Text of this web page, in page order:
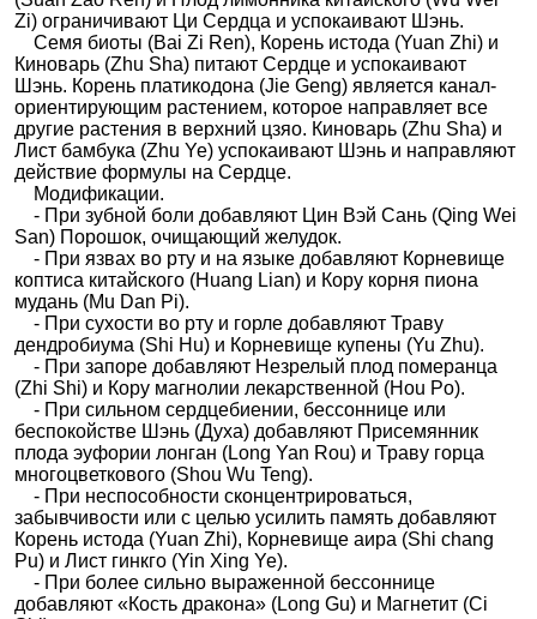
Zi) ограничивают Ци Сердца и успокаивают Шэнь.
Семя биоты (Bai Zi Ren), Корень истода (Yuan Zhi) и
Киноварь (Zhu Sha) питают Сердце и успокаивают
Шэнь. Корень платикодона (Jie Geng) является канал-
ориентирующим растением, которое направляет все
другие растения в верхний цзяо. Киноварь (Zhu Sha) и
Лист бамбука (Zhu Ye) успокаивают Шэнь и направляют
действие формулы на Сердце.
Модификации.
- При зубной боли добавляют Цин Вэй Сань (Qing Wei
San) Порошок, очищающий желудок.
- При язвах во рту и на языке добавляют Корневище
коптиса китайского (Huang Lian) и Кору корня пиона
мудань (Mu Dan Pi).
- При сухости во рту и горле добавляют Траву
дендробиума (Shi Hu) и Корневище купены (Yu Zhu).
- При запоре добавляют Незрелый плод померанца
(Zhi Shi) и Кору магнолии лекарственной (Hou Po).
- При сильном сердцебиении, бессоннице или
беспокойстве Шэнь (Духа) добавляют Присемянник
плода эуфории лонган (Long Yan Rou) и Траву горца
многоцветкового (Shou Wu Teng).
- При неспособности сконцентрироваться,
забывчивости или с целью усилить память добавляют
Корень истода (Yuan Zhi), Корневище аира (Shi сhang
Pu) и Лист гинкго (Yin Xing Ye).
- При более сильно выраженной бессоннице
добавляют «Кость дракона» (Long Gu) и Магнетит (Ci